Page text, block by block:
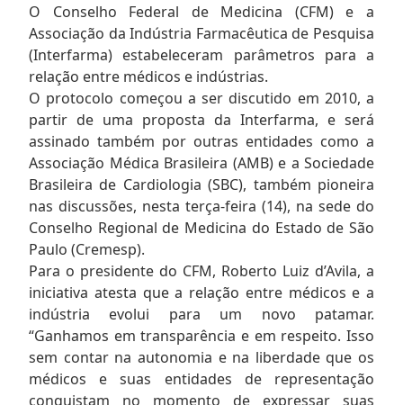
O Conselho Federal de Medicina (CFM) e a
Associação da Indústria Farmacêutica de Pesquisa
(Interfarma) estabeleceram parâmetros para a
relação entre médicos e indústrias.
O protocolo começou a ser discutido em 2010, a
partir de uma proposta da Interfarma, e será
assinado também por outras entidades como a
Associação Médica Brasileira (AMB) e a Sociedade
Brasileira de Cardiologia (SBC), também pioneira
nas discussões, nesta terça-feira (14), na sede do
Conselho Regional de Medicina do Estado de São
Paulo (Cremesp).
Para o presidente do CFM, Roberto Luiz d’Avila, a
iniciativa atesta que a relação entre médicos e a
indústria evolui para um novo patamar.
“Ganhamos em transparência e em respeito. Isso
sem contar na autonomia e na liberdade que os
médicos e suas entidades de representação
conquistam no momento de expressar suas